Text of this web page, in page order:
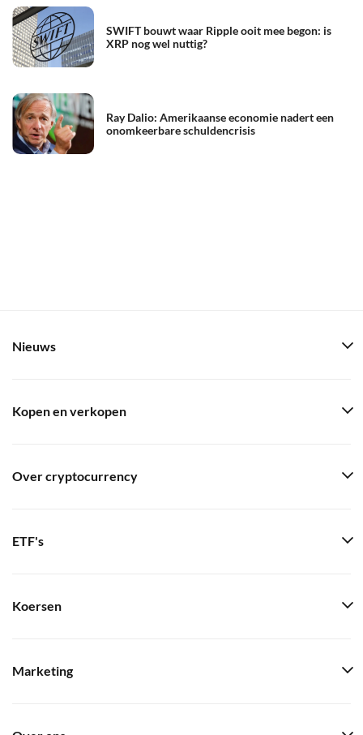
SWIFT bouwt waar Ripple ooit mee begon: is
XRP nog wel nuttig?
Ray Dalio: Amerikaanse economie nadert een
onomkeerbare schuldencrisis
Nieuws
Kopen en verkopen
Over cryptocurrency
ETF's
Koersen
Marketing